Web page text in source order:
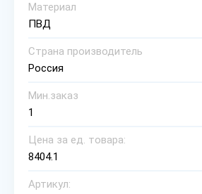
Материал
ПВД
Страна производитель
Россия
Мин.заказ
1
Цена за ед. товара:
8404.1
Артикул: